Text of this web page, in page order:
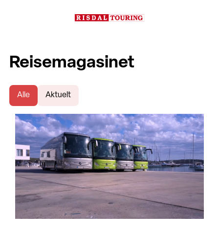
Reisemagasinet
Alle Aktuelt